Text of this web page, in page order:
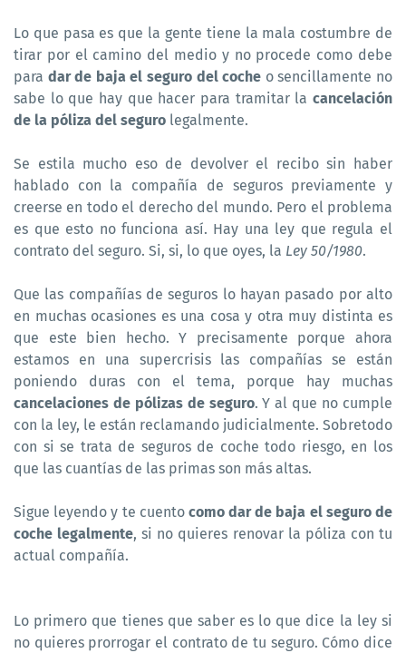
Lo que pasa es que la gente tiene la mala costumbre de
tirar por el camino del medio y no procede como debe
para dar de baja el seguro del coche o sencillamente no
sabe lo que hay que hacer para tramitar la cancelación
de la póliza del seguro legalmente.
Se estila mucho eso de devolver el recibo sin haber
hablado con la compañía de seguros previamente y
creerse en todo el derecho del mundo. Pero el problema
es que esto no funciona así. Hay una ley que regula el
contrato del seguro. Si, si, lo que oyes, la Ley 50/1980.
Que las compañías de seguros lo hayan pasado por alto
en muchas ocasiones es una cosa y otra muy distinta es
que este bien hecho. Y precisamente porque ahora
estamos en una supercrisis las compañías se están
poniendo duras con el tema, porque hay muchas
cancelaciones de pólizas de seguro. Y al que no cumple
con la ley, le están reclamando judicialmente. Sobretodo
con si se trata de seguros de coche todo riesgo, en los
que las cuantías de las primas son más altas.
Sigue leyendo y te cuento como dar de baja el seguro de
coche legalmente, si no quieres renovar la póliza con tu
actual compañía.
Lo primero que tienes que saber es lo que dice la ley si
no quieres prorrogar el contrato de tu seguro. Cómo dice